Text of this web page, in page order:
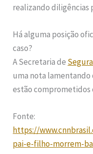
realizando diligências
Há alguma posição
caso?
A Secretaria de
uma nota
estão comprometidos
Fonte:
https://
pai-e-filho-morrem-